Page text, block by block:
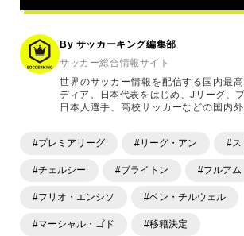
連
事
By サッカーキング編集部
サッカー総合情報サイト
世界のサッカー情報を配信する国内最
ディア。日本代表をはじめ、Jリーグ、
日本人選手、高校サッカーなどの国内
ます。「X」「Instagram」「YouTube
#プレミアリーグ #リーグ・アン #ス
#チェルシー #ブライトン #フルアム
#フリオ・エンシソ #ベン・チルウェル
#マーシャル・ゴド #移籍決定